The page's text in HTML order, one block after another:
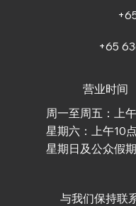
营业时间
周一至周五：上
星期六：上午10
星期日及公众假
+65
与我们保持联